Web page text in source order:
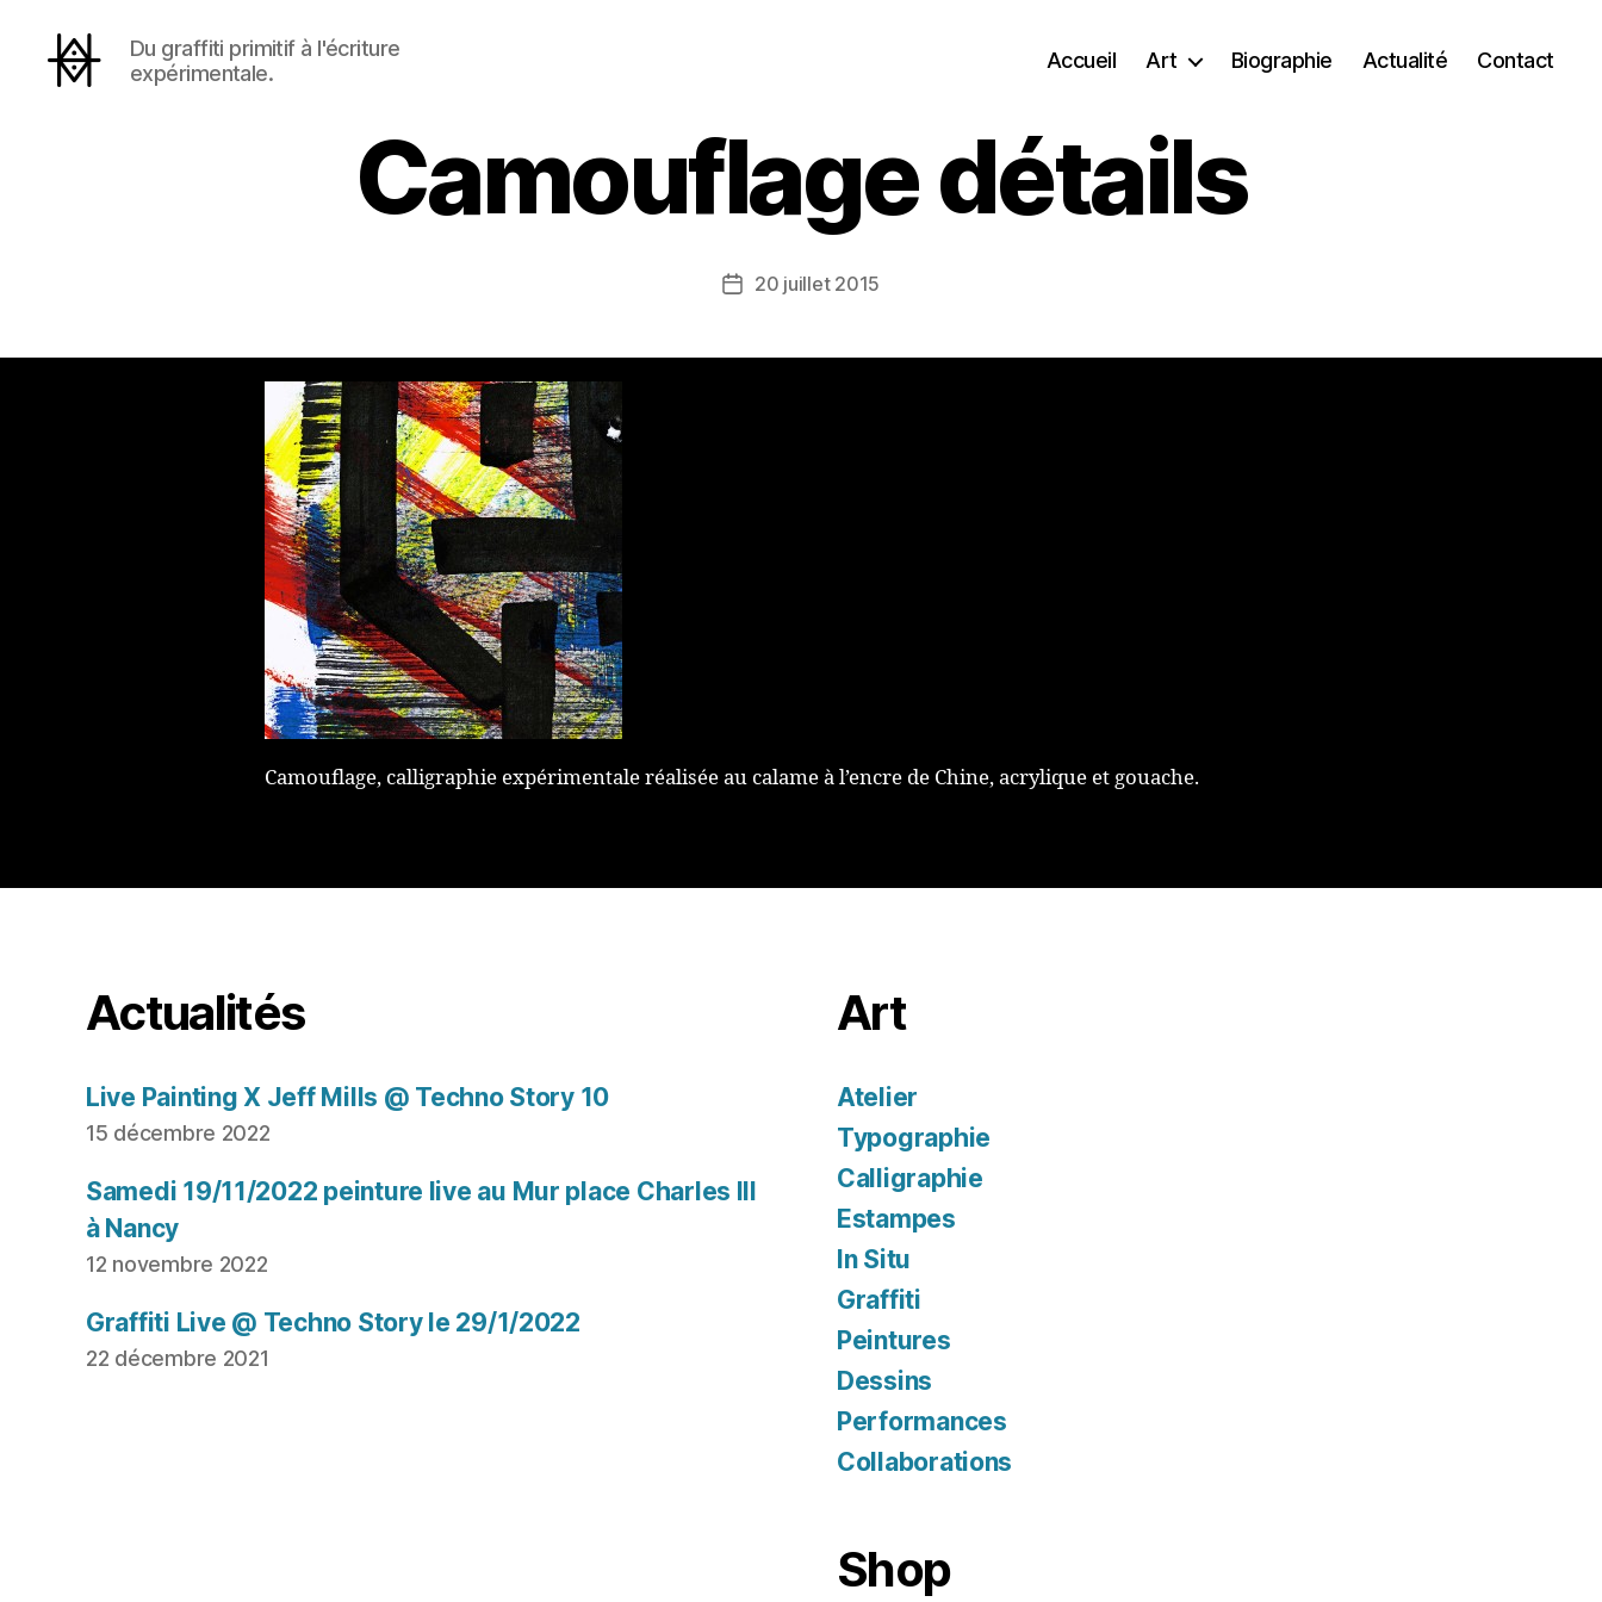
Du graffiti primitif à l'écriture
expérimentale.
Accueil Art Biographie Actualité Contact
Camouflage détails
Date20 juillet 2015
Camouflage, calligraphie expérimentale réalisée au calame à l’encre de Chine, acrylique et gouache.
Actualités
Live Painting X Jeff Mills @ Techno Story 10
15 décembre 2022
Samedi 19/11/2022 peinture live au Mur place Charles III
à Nancy
12 novembre 2022
Graffiti Live @ Techno Story le 29/1/2022
22 décembre 2021
Art
Atelier
Typographie
Calligraphie
Estampes
In Situ
Graffiti
Peintures
Dessins
Performances
Collaborations
Shop